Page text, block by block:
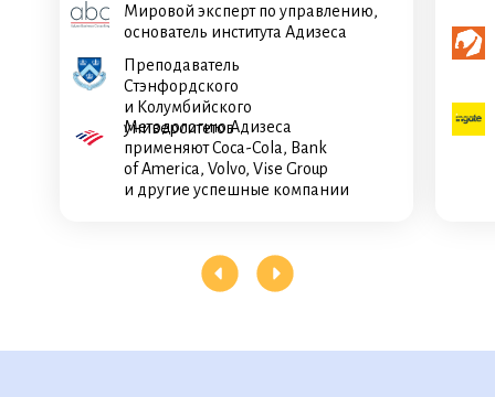
Преподаватель
Стэнфордского
и Колумбийского
университетов
Мировой эксперт по управлению,
основатель института Адизеса
Методологию Адизеса
применяют Coca-Cola, Bank
of America, Volvo, Vise Group
и другие успешные компании